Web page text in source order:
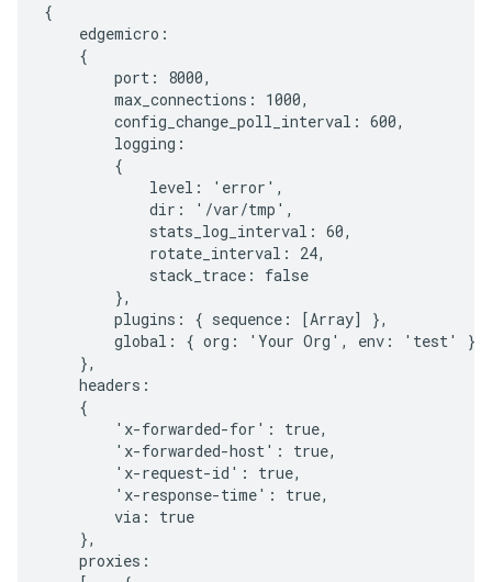
{
    edgemicro:
    {
        port: 8000,
        max_connections: 1000,
        config_change_poll_interval: 600,
        logging:
        {
            level: 'error',
            dir: '/var/tmp',
            stats_log_interval: 60,
            rotate_interval: 24,
            stack_trace: false
        },
        plugins: { sequence: [Array] },
        global: { org: 'Your Org', env: 'test' }
    },
    headers:
    {
        'x-forwarded-for': true,
        'x-forwarded-host': true,
        'x-request-id': true,
        'x-response-time': true,
        via: true
    },
    proxies: